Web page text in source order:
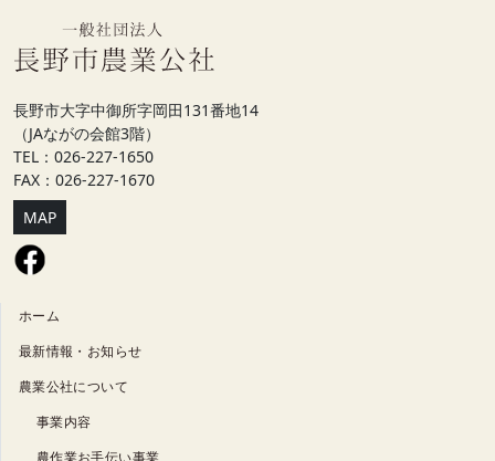
長野市大字中御所字岡田131番地14
（JAながの会館3階）
TEL：026-227-1650
FAX：026-227-1670
MAP
ホーム
最新情報・お知らせ
農業公社について
事業内容